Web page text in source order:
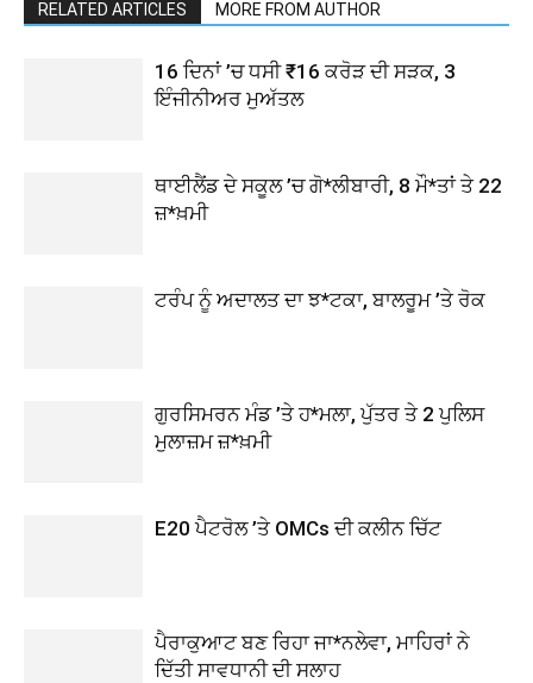
RELATED ARTICLES MORE FROM AUTHOR
16 ਦਿਨਾਂ ’ਚ ਧਸੀ ₹16 ਕਰੋੜ ਦੀ ਸੜਕ, 3
ਇੰਜੀਨੀਅਰ ਮੁਅੱਤਲ
ਥਾਈਲੈਂਡ ਦੇ ਸਕੂਲ ’ਚ ਗੋ*ਲੀਬਾਰੀ, 8 ਮੌ*ਤਾਂ ਤੇ 22
ਜ਼*ਖ਼ਮੀ
ਟਰੰਪ ਨੂੰ ਅਦਾਲਤ ਦਾ ਝ*ਟਕਾ, ਬਾਲਰੂਮ ’ਤੇ ਰੋਕ
ਗੁਰਸਿਮਰਨ ਮੰਡ ’ਤੇ ਹ*ਮਲਾ, ਪੁੱਤਰ ਤੇ 2 ਪੁਲਿਸ
ਮੁਲਾਜ਼ਮ ਜ਼*ਖ਼ਮੀ
E20 ਪੈਟਰੋਲ ’ਤੇ OMCs ਦੀ ਕਲੀਨ ਚਿੱਟ
ਪੈਰਾਕੁਆਟ ਬਣ ਰਿਹਾ ਜਾ*ਨਲੇਵਾ, ਮਾਹਿਰਾਂ ਨੇ
ਦਿੱਤੀ ਸਾਵਧਾਨੀ ਦੀ ਸਲਾਹ